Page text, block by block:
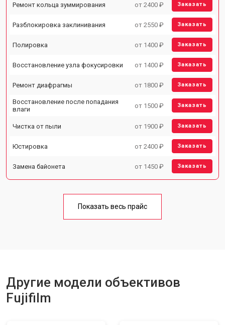
Ремонт кольца зуммирования от 2400 ₽ Заказать
Разблокировка заклинивания от 2550 ₽ Заказать
Полировка от 1400 ₽ Заказать
Восстановление узла фокусировки от 1400 ₽ Заказать
Ремонт диафрагмы от 1800 ₽ Заказать
Восстановление после попадания
влаги
от 1500 ₽ Заказать
Чистка от пыли от 1900 ₽ Заказать
Юстировка от 2400 ₽ Заказать
Замена байонета от 1450 ₽ Заказать
Показать весь прайс
Другие модели объективов
Fujifilm